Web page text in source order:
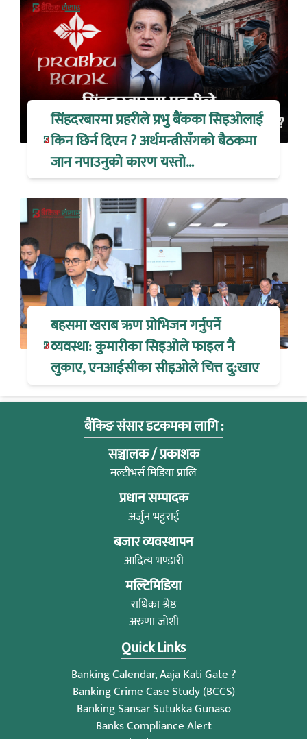
सिंहदरबारमा प्रहरीले प्रभु बैंकका सिइओलाई
किन छिर्न दिएन ? अर्थमन्त्रीसँगको बैठकमा
जान नपाउनुको कारण यस्तो…
बहसमा खराब ऋण प्रोभिजन गर्नुपर्ने
व्यवस्था: कुमारीका सिइओले फाइल नै
लुकाए, एनआईसीका सीइओले चित्त दु:खाए
बैंकिङ संसार डटकमका लागि :
सञ्चालक / प्रकाशक
मल्टीभर्स मिडिया प्रालि
प्रधान सम्पादक
अर्जुन भट्टराई
बजार व्यवस्थापन
आदित्य भण्डारी
मल्टिमिडिया
राधिका श्रेष्ठ
अरुणा जोशी
Quick Links
Banking Calendar, Aaja Kati Gate ?
Banking Crime Case Study (BCCS)
Banking Sansar Sutukka Gunaso
Banks Compliance Alert